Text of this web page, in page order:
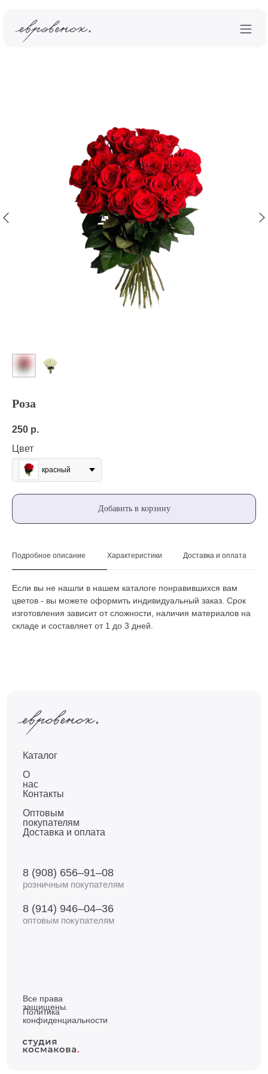
Роза
250 р.
Цвет
красный
Добавить в корзину
Подробное описание Характеристики Доставка и оплата
Если вы не нашли в нашем каталоге понравившихся вам
цветов - вы можете оформить индивидуальный заказ. Срок
изготовления зависит от сложности, наличия материалов на
складе и составляет от 1 до 3 дней.
Все права
защищены.
Политика
конфиденциальности
Каталог
О
нас
Контакты
Оптовым
покупателям
Доставка и оплата
8 (908) 656–91–08
розничным покупателям
8 (914) 946–04–36
оптовым покупателям